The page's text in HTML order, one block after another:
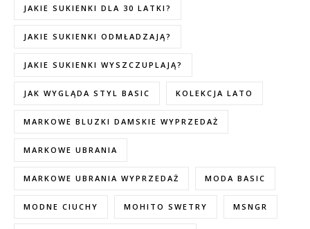
JAKIE SUKIENKI DLA 30 LATKI?
JAKIE SUKIENKI ODMŁADZAJĄ?
JAKIE SUKIENKI WYSZCZUPLAJĄ?
JAK WYGLĄDA STYL BASIC KOLEKCJA LATO
MARKOWE BLUZKI DAMSKIE WYPRZEDAŻ
MARKOWE UBRANIA
MARKOWE UBRANIA WYPRZEDAŻ MODA BASIC
MODNE CIUCHY MOHITO SWETRY MSNGR